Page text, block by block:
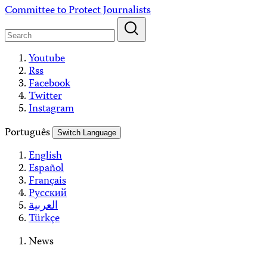
Skip
content
Committee to Protect Journalists
Youtube
Rss
Facebook
Twitter
Instagram
Português
Switch Language
English
Español
Français
Русский
العربية
Türkçe
News